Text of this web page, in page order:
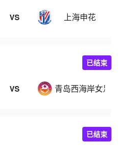
VS 上海申花
VS 青岛西海岸女足
已结束
已结束